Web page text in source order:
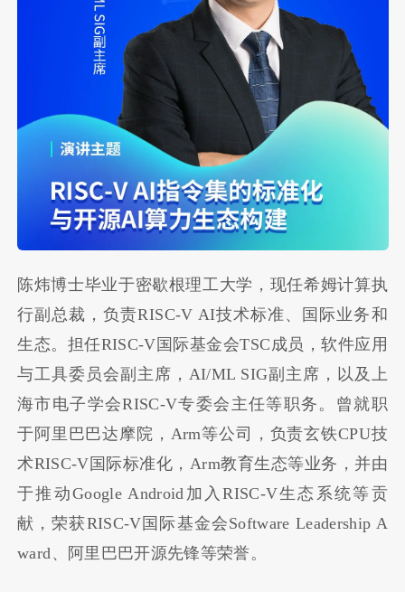
陈炜博士毕业于密歇根理工大学，现任希姆计算执
行副总裁，负责RISC-V AI技术标准、国际业务和
生态。担任RISC-V国际基金会TSC成员，软件应用
与工具委员会副主席，AI/ML SIG副主席，以及上
海市电子学会RISC-V专委会主任等职务。曾就职
于阿里巴巴达摩院，Arm等公司，负责玄铁CPU技
术RISC-V国际标准化，Arm教育生态等业务，并由
于推动Google Android加入RISC-V生态系统等贡
献，荣获RISC-V国际基金会Software Leadership A
ward、阿里巴巴开源先锋等荣誉。